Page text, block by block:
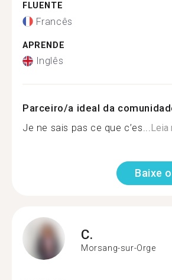
FLUENTE
Francês
APRENDE
Inglês
Parceiro/a ideal da
Je ne sais pas ce que c’es...Leia
Baixe
C.
Morsang-sur-Orge